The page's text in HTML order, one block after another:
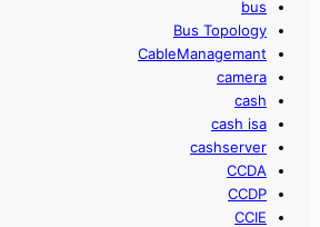
bus
Bus Topology
CableManagemant
camera
cash
cash isa
cashserver
CCDA
CCDP
CCIE